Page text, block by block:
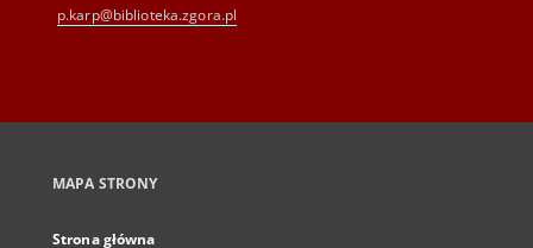
p.karp@biblioteka.zgora.pl
MAPA STRONY
Strona główna